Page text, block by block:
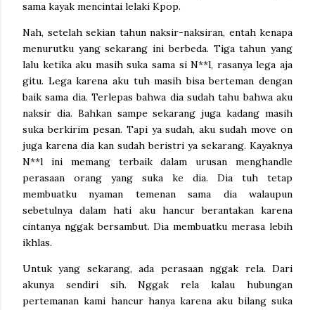
sama kayak mencintai lelaki Kpop.
Nah, setelah sekian tahun naksir-naksiran, entah kenapa
menurutku yang sekarang ini berbeda. Tiga tahun yang
lalu ketika aku masih suka sama si N**l, rasanya lega aja
gitu. Lega karena aku tuh masih bisa berteman dengan
baik sama dia. Terlepas bahwa dia sudah tahu bahwa aku
naksir dia. Bahkan sampe sekarang juga kadang masih
suka berkirim pesan. Tapi ya sudah, aku sudah move on
juga karena dia kan sudah beristri ya sekarang. Kayaknya
N**l ini memang terbaik dalam urusan menghandle
perasaan orang yang suka ke dia. Dia tuh tetap
membuatku nyaman temenan sama dia walaupun
sebetulnya dalam hati aku hancur berantakan karena
cintanya nggak bersambut. Dia membuatku merasa lebih
ikhlas.
Untuk yang sekarang, ada perasaan nggak rela. Dari
akunya sendiri sih. Nggak rela kalau hubungan
pertemanan kami hancur hanya karena aku bilang suka